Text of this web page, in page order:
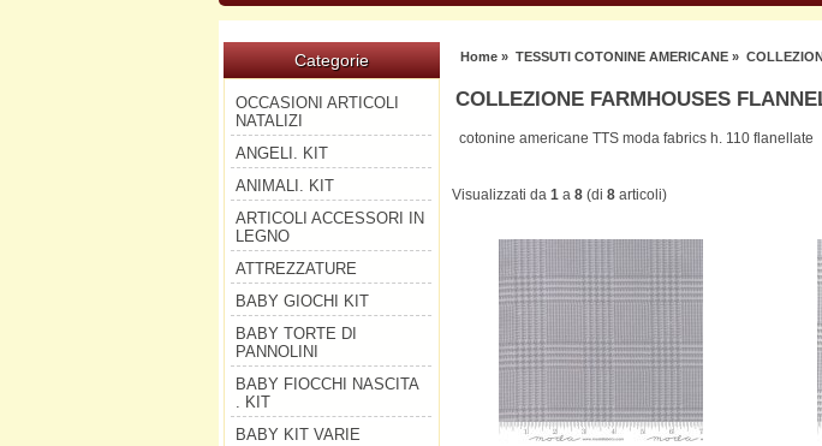
Categorie
OCCASIONI ARTICOLI
NATALIZI
ANGELI. KIT
ANIMALI. KIT
ARTICOLI ACCESSORI IN
LEGNO
ATTREZZATURE
BABY GIOCHI KIT
BABY TORTE DI
PANNOLINI
BABY FIOCCHI NASCITA
. KIT
BABY KIT VARIE
Home» TESSUTI COTONINE AMERICANE»
COLLEZIONE FARMHOUSES
cotonine americane TTS moda fabrics h. 110 flanellate
Visualizzati da1 a8 (di8 articoli)